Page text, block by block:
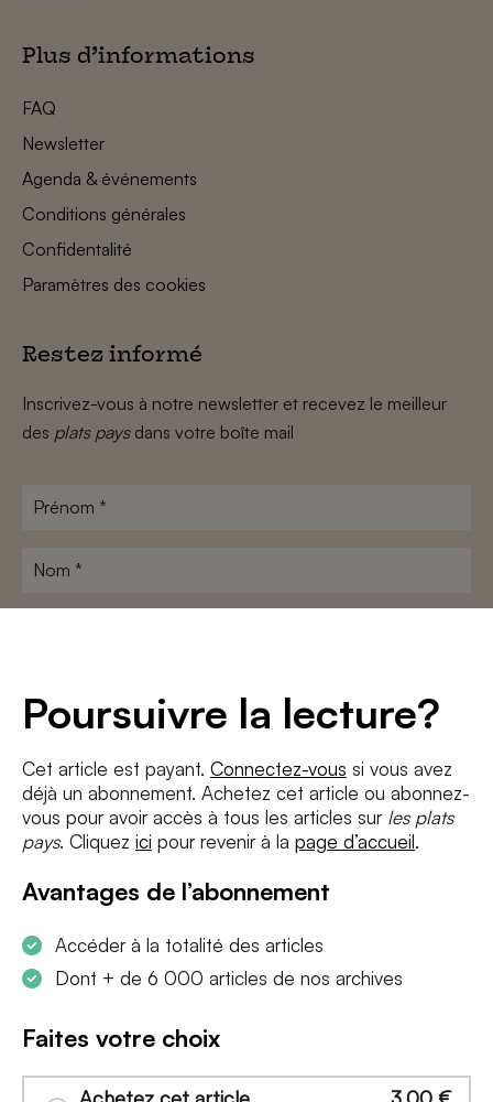
Poursuivre la lecture?
Cet article est payant. Connectez-vous si vous avez
déjà un abonnement. Achetez cet article ou abonnez-
vous pour avoir accès à tous les articles sur les plats
pays. Cliquez ici pour revenir à la page d’accueil.
Avantages de l’abonnement
Accéder à la totalité des articles
Dont + de 6 000 articles de nos archives
Faites votre choix
Plus d’informations
FAQ
Newsletter
Agenda & événements
Conditions générales
Confidentalité
Paramètres des cookies
Restez informé
Inscrivez-vous à notre newsletter et recevez le meilleur
des plats paysdans votre boîte mail
Prénom
Nom
J'accepte les termes et conditions etla politique de confidentialité
S'INSCRIRE